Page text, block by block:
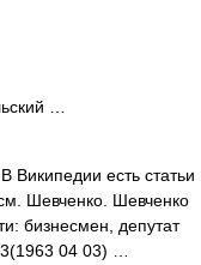
…
Википедии есть статьи
Шевченко. Шевченко
бизнесмен, депутат
04 03) …